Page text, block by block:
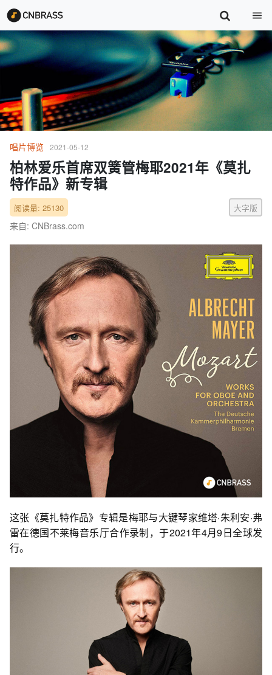
唱片博览 2021-05-12
柏林爱乐首席双簧管梅耶2021年《莫扎
特作品》新专辑
阅读量: 25130 大字版
来自: CNBrass.com
这张《莫扎特作品》专辑是梅耶与大键琴家维塔·朱利安·弗
雷在德国不莱梅音乐厅合作录制，于2021年4月9日全球发
行。